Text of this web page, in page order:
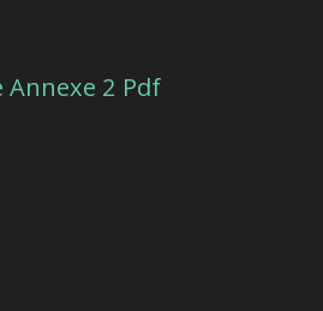
Annexe 2 Pdf